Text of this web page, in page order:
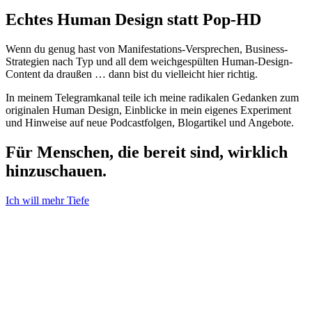
Echtes Human Design statt Pop-HD
Wenn du genug hast von Manifestations-Versprechen, Business-
Strategien nach Typ und all dem weichgespülten Human-Design-
Content da draußen … dann bist du vielleicht hier richtig.
In meinem Telegramkanal teile ich meine radikalen Gedanken zum
originalen Human Design, Einblicke in mein eigenes Experiment
und Hinweise auf neue Podcastfolgen, Blogartikel und Angebote.
Für Menschen, die bereit sind, wirklich
hinzuschauen.
Ich will mehr Tiefe